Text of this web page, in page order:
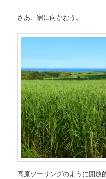
さあ、宿に向かおう。
高原ツーリングのように開放